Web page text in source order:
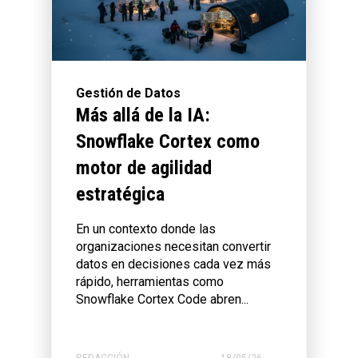
Gestión de Datos
Más allá de la IA:
Snowflake Cortex como
motor de agilidad
estratégica
En un contexto donde las
organizaciones necesitan convertir
datos en decisiones cada vez más
rápido, herramientas como
Snowflake Cortex Code abren...